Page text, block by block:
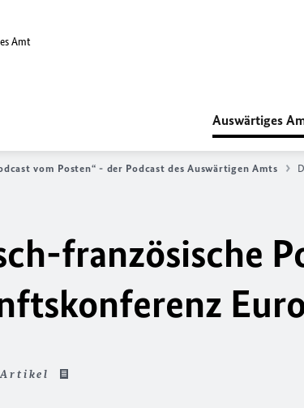
Amt
Auswärtiges
vom Posten“ - der Podcast des Auswärtigen Amts
französische
Artikel